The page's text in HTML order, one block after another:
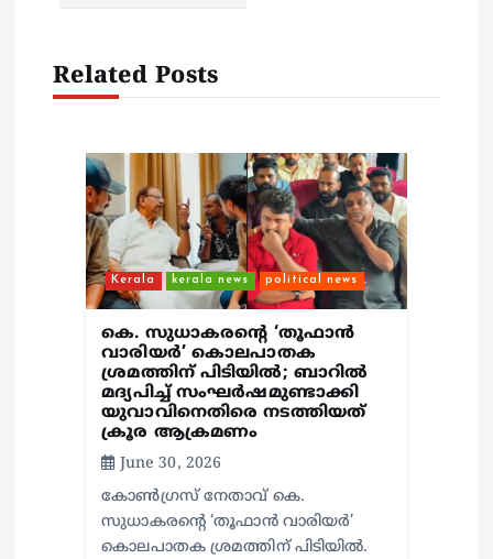
Related Posts
Kerala kerala news political news
കെ. സുധാകരന്റെ ‘തൂഫാൻ
വാരിയർ’ കൊലപാതക
ശ്രമത്തിന് പിടിയിൽ; ബാറില്‍
മദ്യപിച്ച് സംഘര്‍ഷമുണ്ടാക്കി
യുവാവിനെതിരെ നടത്തിയത്
ക്രൂര ആക്രമണം
June 30, 2026
കോൺഗ്രസ് നേതാവ് കെ.
സുധാകരന്റെ ‘തൂഫാൻ വാരിയർ’
കൊലപാതക ശ്രമത്തിന് പിടിയിൽ.